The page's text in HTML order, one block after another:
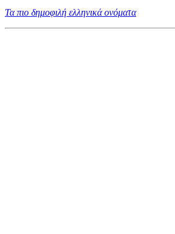
Τα πιο δημοφιλή ελληνικά ονόματα